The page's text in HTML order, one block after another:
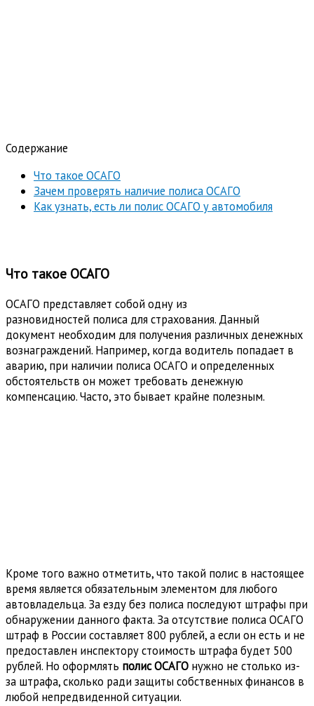
Содержание
Что такое ОСАГО
Зачем проверять наличие полиса ОСАГО
Как узнать, есть ли полис ОСАГО у автомобиля
Что такое ОСАГО
ОСАГО представляет собой одну из
разновидностей полиса для страхования. Данный
документ необходим для получения различных денежных
вознаграждений. Например, когда водитель попадает в
аварию, при наличии полиса ОСАГО и определенных
обстоятельств он может требовать денежную
компенсацию. Часто, это бывает крайне полезным.
Кроме того важно отметить, что такой полис в настоящее
время является обязательным элементом для любого
автовладельца. За езду без полиса последуют штрафы при
обнаружении данного факта. За отсутствие полиса ОСАГО
штраф в России составляет 800 рублей, а если он есть и не
предоставлен инспектору стоимость штрафа будет 500
рублей. Но оформлять полисОСАГО нужно не столько из-
за штрафа, сколько ради защиты собственных финансов в
любой непредвиденной ситуации.